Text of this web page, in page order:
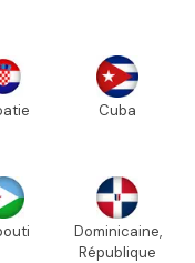
Cuba
Dominicaine,
République